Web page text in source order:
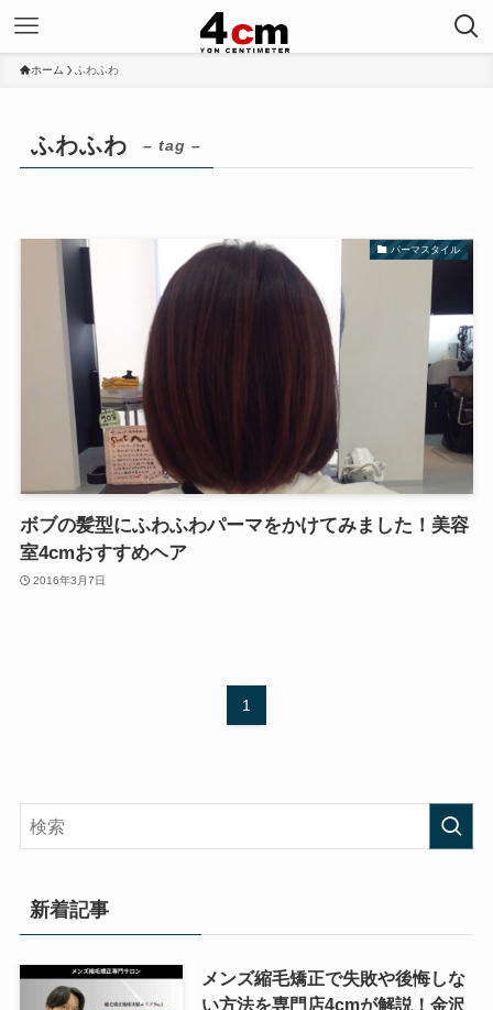
ホーム ふわふわ
ふわふわ – tag –
パーマスタイル
ボブの髪型にふわふわパーマをかけてみました！美容
室4cmおすすめヘア
2016年3月7日
1
新着記事
メンズ縮毛矯正で失敗や後悔しな
い方法を専門店4cmが解説！金沢